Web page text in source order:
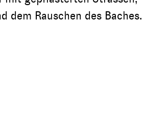
dem Rauschen des Baches.